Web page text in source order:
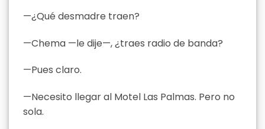
—¿Qué desmadre traen?
—Chema —le dije—, ¿traes radio de banda?
—Pues claro.
—Necesito llegar al Motel Las Palmas. Pero no
sola.